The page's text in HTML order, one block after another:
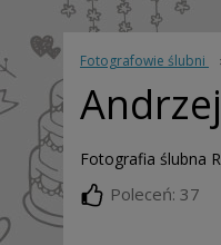
Fotografowie ślubni
Andrzej
Fotografia ślubna
Poleceń: 37